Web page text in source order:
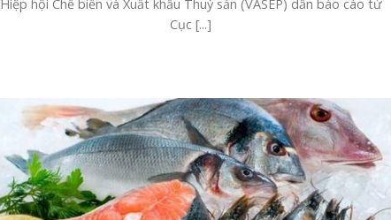
Hiệp hội Chế biến và Xuất khẩu Thuỷ sản (VASEP) dẫn báo cáo từ
Cục [...]